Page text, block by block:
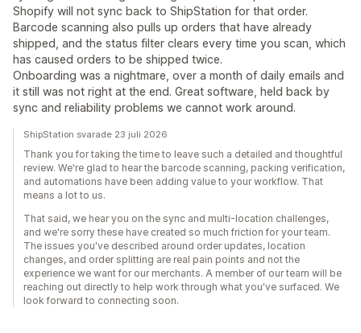
Shopify will not sync back to ShipStation for that order.
Barcode scanning also pulls up orders that have already
shipped, and the status filter clears every time you scan, which
has caused orders to be shipped twice.
Onboarding was a nightmare, over a month of daily emails and
it still was not right at the end. Great software, held back by
sync and reliability problems we cannot work around.
ShipStation svarade 23 juli 2026
Thank you for taking the time to leave such a detailed and thoughtful
review. We're glad to hear the barcode scanning, packing verification,
and automations have been adding value to your workflow. That
means a lot to us.
That said, we hear you on the sync and multi-location challenges,
and we're sorry these have created so much friction for your team.
The issues you've described around order updates, location
changes, and order splitting are real pain points and not the
experience we want for our merchants. A member of our team will be
reaching out directly to help work through what you've surfaced. We
look forward to connecting soon.